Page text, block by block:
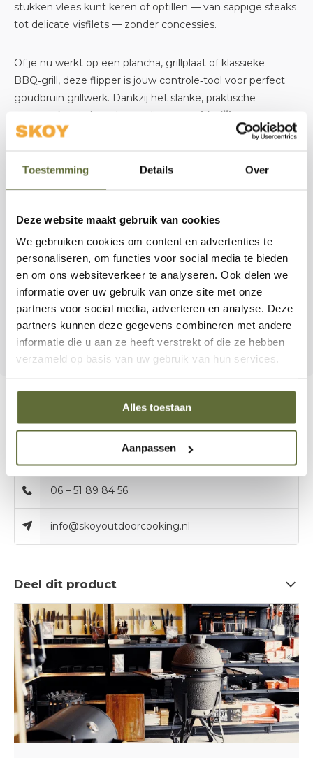
Toestemming Details Over
Deze website maakt gebruik van cookies
We gebruiken cookies om content en advertenties te
personaliseren, om functies voor social media te bieden
en om ons websiteverkeer te analyseren. Ook delen we
informatie over uw gebruik van onze site met onze
partners voor social media, adverteren en analyse. Deze
partners kunnen deze gegevens combineren met andere
informatie die u aan ze heeft verstrekt of die ze hebben
verzameld op basis van uw gebruik van hun services.
Alles toestaan
Aanpassen
stukken vlees kunt keren of optillen — van sappige steaks
tot delicate visfilets — zonder concessies.
Of je nu werkt op een plancha, grillplaat of klassieke
BBQ‑grill, deze flipper is jouw controle‑tool voor perfect
goudbruin grillwerk. Dankzij het slanke, praktische
ontwerp kun je hem bovendien
gemakkelijk
schoonmaken en opbergen
, klaar voor je volgende
Waarom de Meat Flipper kiezen?
✔️ Ergonomisch handvat voor goede grip en controle
✔️ Ideaal voor grote stukken vlees, burgers én vis
✔️ Past perfect bij plancha, grillplaat en BBQ
✔️ Eenvoudig schoon te maken en op te bergen
Met de Meat Flipper wordt vlees draaien een makkie —
én een statement van vakmanschap.
openingstijden
06 – 51 89 84 56
info@skoyoutdoorcooking.nl
Deel dit product